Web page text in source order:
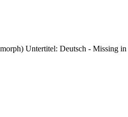
Untertitel: Deutsch - Missing